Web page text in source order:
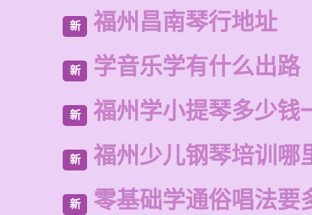
新 福州昌南琴行地址
新 学音乐学有什么出路
新 福州学小提琴多少钱
新 福州少儿钢琴培训哪
新 零基础学通俗唱法要